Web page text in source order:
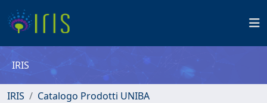
IRIS
IRIS
Catalogo Prodotti UNIBA